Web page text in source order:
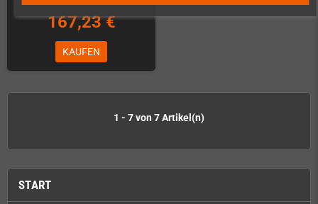
START
167,23 €
KAUFEN
1 - 7 von 7 Artikel(n)